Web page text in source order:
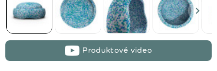
Produktové video